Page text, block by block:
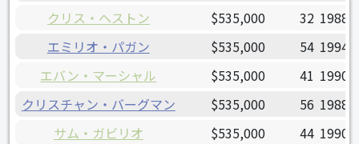
クリス・ヘストン
$535,000 32 1988/
エミリオ・パガン
$535,000 54 1994/
エバン・マーシャル
$535,000 41 1990/
クリスチャン・バーグマン
$535,000 56 1988/
サム・ガビリオ
$535,000 44 1990/